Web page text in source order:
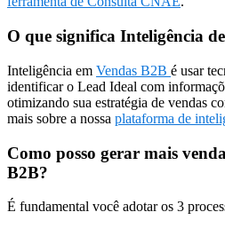
O que significa Inteligência
Inteligência em Vendas B2B é usar
identificar o Lead Ideal com
otimizando sua estratégia de vendas
mais sobre a nossa plataforma de
Como posso gerar mais
B2B?
É fundamental você adotar os 3